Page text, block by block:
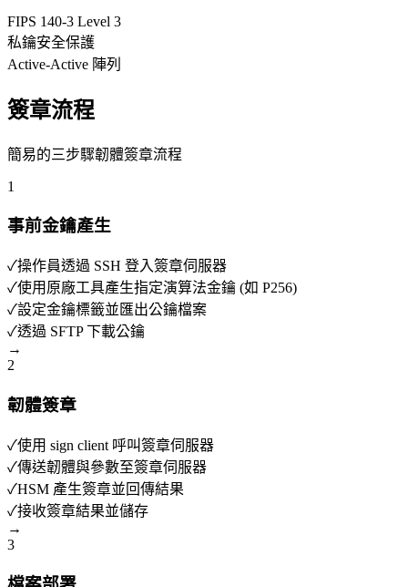
FIPS 140-3 Level 3
私鑰安全保護
Active-Active 陣列
簽章流程
簡易的三步驟韌體簽章流程
1
事前金鑰產生
✓操作員透過 SSH 登入簽章伺服器
✓使用原廠工具產生指定演算法金鑰 (如 P256)
✓設定金鑰標籤並匯出公鑰檔案
✓透過 SFTP 下載公鑰
→
2
韌體簽章
✓使用 sign client 呼叫簽章伺服器
✓傳送韌體與參數至簽章伺服器
✓HSM 產生簽章並回傳結果
✓接收簽章結果並儲存
→
3